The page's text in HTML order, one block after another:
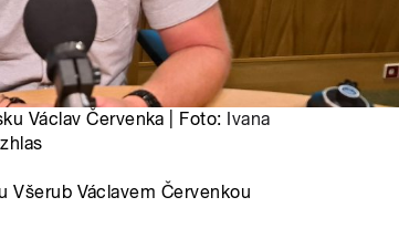
Václav Červenka | Foto: Ivana
Všerub Václavem Červenkou